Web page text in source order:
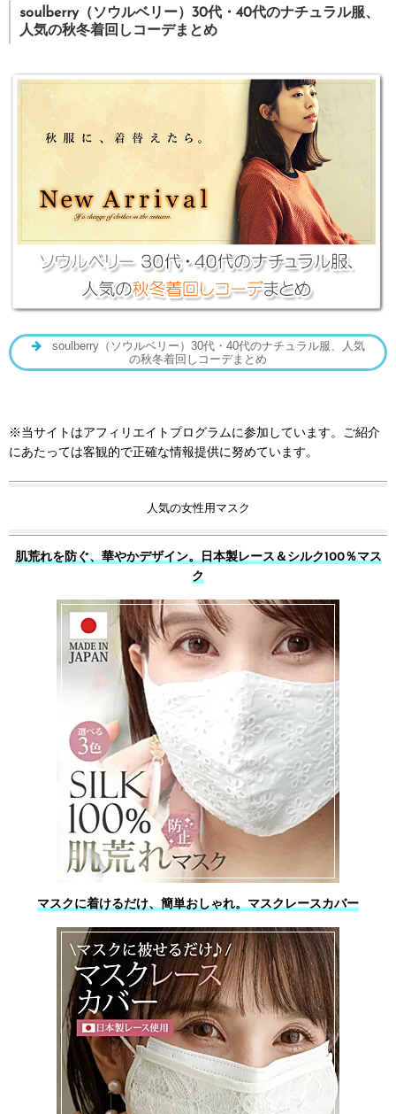
soulberry（ソウルベリー）30代・40代のナチュラル服、
人気の秋冬着回しコーデまとめ
soulberry（ソウルベリー）30代・40代のナチュラル服、人気
の秋冬着回しコーデまとめ
※当サイトはアフィリエイトプログラムに参加しています。ご紹介
にあたっては客観的で正確な情報提供に努めています。
人気の女性用マスク
肌荒れを防ぐ、華やかデザイン。日本製レース＆シルク100％マス
ク
マスクに着けるだけ、簡単おしゃれ。マスクレースカバー